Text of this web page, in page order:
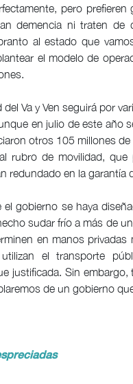
pero
demencia ni traten de
al estado que
el modelo de
Va y Ven seguirá por
en julio de este año
otros 105 millones
rubro de movilidad,
redundado en la garantía
gobierno se haya
sudar frío a más de
en manos
el transporte
justificada. Sin
de un gobierno